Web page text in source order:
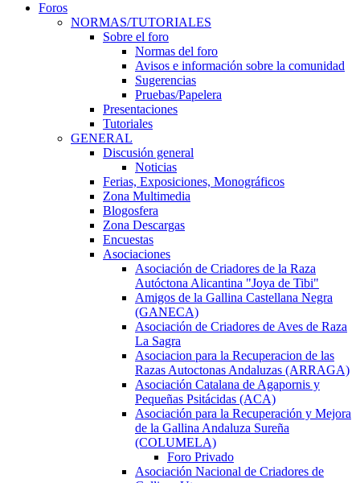
Foros
NORMAS/TUTORIALES
Sobre el foro
Normas del foro
Avisos e información sobre la comunidad
Sugerencias
Pruebas/Papelera
Presentaciones
Tutoriales
GENERAL
Discusión general
Noticias
Ferias, Exposiciones, Monográficos
Zona Multimedia
Blogosfera
Zona Descargas
Encuestas
Asociaciones
Asociación de Criadores de la Raza
Autóctona Alicantina "Joya de Tibi"
Amigos de la Gallina Castellana Negra
(GANECA)
Asociación de Criadores de Aves de Raza
La Sagra
Asociacion para la Recuperacion de las
Razas Autoctonas Andaluzas (ARRAGA)
Asociación Catalana de Agapornis y
Pequeñas Psitácidas (ACA)
Asociación para la Recuperación y Mejora
de la Gallina Andaluza Sureña
(COLUMELA)
Foro Privado
Asociación Nacional de Criadores de